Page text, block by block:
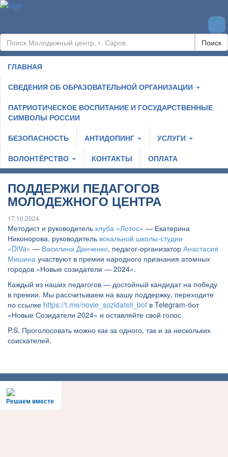
Поиск
ГЛАВНАЯ
СВЕДЕНИЯ ОБ ОБРАЗОВАТЕЛЬНОЙ ОРГАНИЗАЦИИ
ПАТРИОТИЧЕСКОЕ ВОСПИТАНИЕ И ГОСУДАРСТВЕННЫЕ
СИМВОЛЫ РОССИИ
БЕЗОПАСНОСТЬ
АНТИДОПИНГ
УСЛУГИ
ВОЛОНТЁРСТВО
КОНТАКТЫ ОПЛАТА
ПОДДЕРЖИ ПЕДАГОГОВ
МОЛОДЕЖНОГО ЦЕНТРА
17.10.2024
Методист и руководитель клуба «Лотос» — Екатерина
Никонорова, руководитель вокальной школы-студии
«DiVa» — Василина Данченко, педагог-организатор Анастасия
Мишина участвуют в премии народного признания атомных
городов «Новые созидатели — 2024».
Каждый из наших педагогов — достойный кандидат на победу
в премии. Мы рассчитываем на вашу поддержку, переходите
по ссылке https://t.me/novie_sozidateli_bot в Telegram-бот
«Новые Созидатели 2024» и оставляйте свой голос.
P.S. Проголосовать можно как за одного, так и за нескольких
соискателей.
Решаем вместе